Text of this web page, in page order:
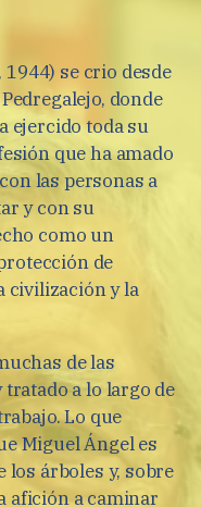
1944) se crio desde
donde
ejercido toda su
que ha amado
las personas a
y con su
como un
de
civilización y la
de las
a lo largo de
Lo que
Miguel Ángel es
los árboles y, sobre
afición a caminar